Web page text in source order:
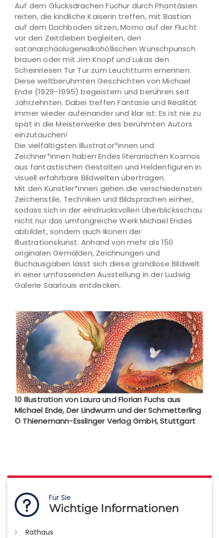
Auf dem Glücksdrachen Fuchur durch Phantásien
reiten, die kindliche Kaiserin treffen, mit Bastian
auf dem Dachboden sitzen, Momo auf der Flucht
vor den Zeitdieben begleiten, den
satanarchäolügenialkohöllischen Wunschpunsch
brauen oder mit Jim Knopf und Lukas den
Scheinriesen Tur Tur zum Leuchtturm ernennen.
Diese weltberühmten Geschichten von Michael
Ende (1929–1995) begeistern und berühren seit
Jahrzehnten. Dabei treffen Fantasie und Realität
immer wieder aufeinander und klar ist: Es ist nie zu
spät in die Meisterwerke des berühmten Autors
einzutauchen!
Die vielfältigsten Illustrator*innen und
Zeichner*innen haben Endes literarischen Kosmos
aus fantastischen Gestalten und Heldenfiguren in
visuell erfahrbare Bildwelten übertragen.
Mit den Künstler*innen gehen die verschiedensten
Zeichenstile, Techniken und Bildsprachen einher,
sodass sich in der eindrucksvollen Überblicksschau
nicht nur das umfangreiche Werk Michael Endes
abbildet, sondern auch Ikonen der
Illustrationskunst. Anhand von mehr als 150
originalen Gemälden, Zeichnungen und
Buchausgaben lässt sich diese grandiose Bildwelt
in einer umfassenden Ausstellung in der Ludwig
Galerie Saarlouis entdecken.
10 Illustration von Laura und Florian Fuchs aus
Michael Ende, Der Lindwurm und der Schmetterling
© Thienemann-Esslinger Verlag GmbH, Stuttgart
Für Sie
Wichtige Informationen
Rathaus